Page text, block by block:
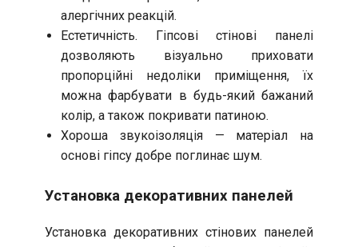
алергічних реакцій.
Естетичність. Гіпсові стінові панелі
дозволяють візуально приховати
пропорційні недоліки приміщення, їх
можна фарбувати в будь-який бажаний
колір, а також покривати патиною.
Хороша звукоізоляція — матеріал на
основі гіпсу добре поглинає шум.
Установка декоративних панелей
Установка декоративних стінових панелей